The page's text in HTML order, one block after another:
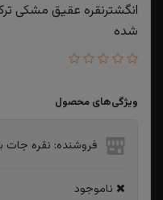
انگشترنقره عقیق مشکی
شده
ویژگی‌های محصول
فروشنده: نقره جات
ناموجود